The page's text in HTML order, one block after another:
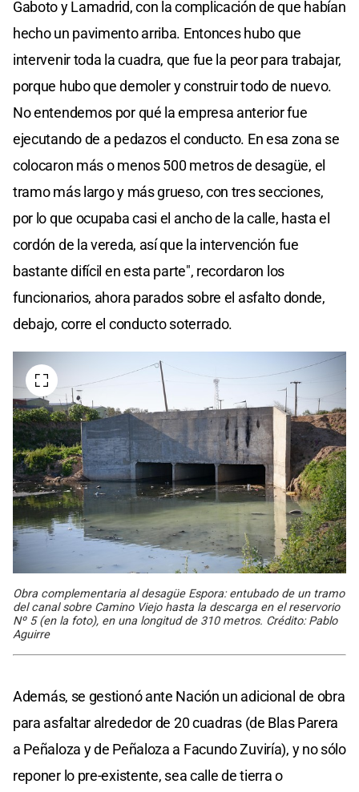
Gaboto y Lamadrid, con la complicación de que habían
hecho un pavimento arriba. Entonces hubo que
intervenir toda la cuadra, que fue la peor para trabajar,
porque hubo que demoler y construir todo de nuevo.
No entendemos por qué la empresa anterior fue
ejecutando de a pedazos el conducto. En esa zona se
colocaron más o menos 500 metros de desagüe, el
tramo más largo y más grueso, con tres secciones,
por lo que ocupaba casi el ancho de la calle, hasta el
cordón de la vereda, así que la intervención fue
bastante difícil en esta parte", recordaron los
funcionarios, ahora parados sobre el asfalto donde,
debajo, corre el conducto soterrado.
Obra complementaria al desagüe Espora: entubado de un tramo
del canal sobre Camino Viejo hasta la descarga en el reservorio
Nº 5 (en la foto), en una longitud de 310 metros. Crédito: Pablo
Aguirre
Además, se gestionó ante Nación un adicional de obra
para asfaltar alrededor de 20 cuadras (de Blas Parera
a Peñaloza y de Peñaloza a Facundo Zuviría), y no sólo
reponer lo pre-existente, sea calle de tierra o